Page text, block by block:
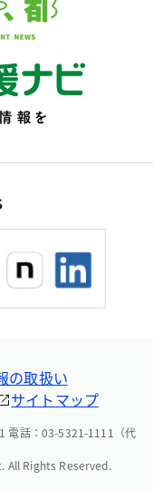
の取扱い
サイトマップ
電話：03-5321-1111（代
All Rights Reserved.